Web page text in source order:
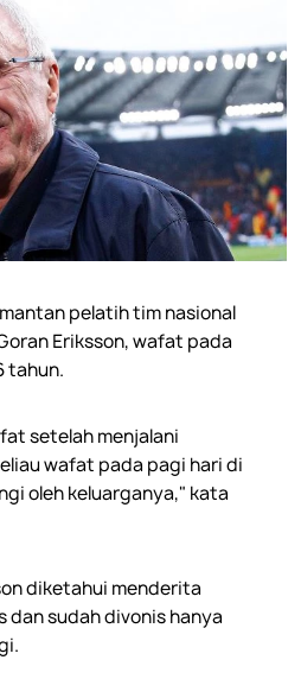
mantan pelatih tim nasional
Eriksson, wafat pada
tahun.
setelah menjalani
wafat pada pagi hari di
oleh keluarganya," kata
diketahui menderita
dan sudah divonis hanya